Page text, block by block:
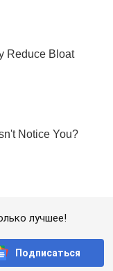
лучшее!
Подписаться